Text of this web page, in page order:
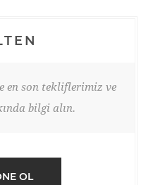
en son tekliflerimiz ve
bilgi alın.
OL